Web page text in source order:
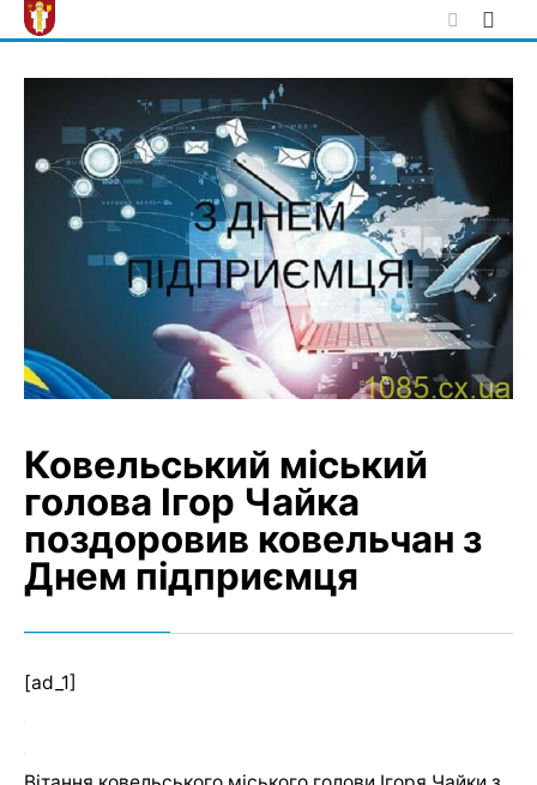
Skip
to
Ковельський міський
голова Ігор Чайка
поздоровив ковельчан з
Днем підприємця
[ad_1]